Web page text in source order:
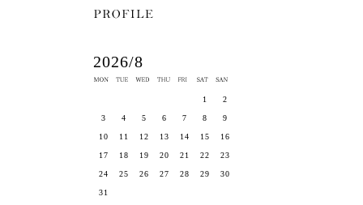
2026/8
1 2
3 4 5 6 7 8 9
10 11 12 13 14 15 16
17 18 19 20 21 22 23
24 25 26 27 28 29 30
31